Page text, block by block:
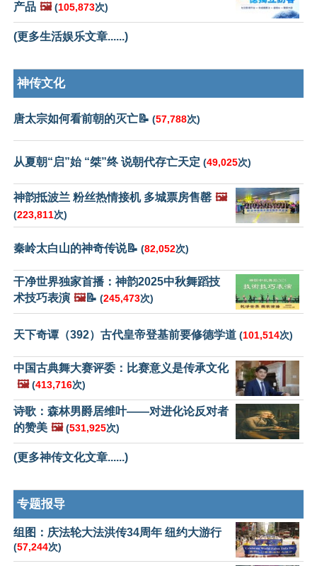
产品 🖼️ (105,873次)
(更多生活娱乐文章......)
神传文化
唐太宗如何看前朝的灭亡📝 (57,788次)
从夏朝“启”始 “桀”终 说朝代存亡天定 (49,025次)
神韵抵波兰 粉丝热情接机 多城票房售罄 🖼️
(223,811次)
秦岭太白山的神奇传说📝 (82,052次)
干净世界独家首播：神韵2025中秋舞蹈技
术技巧表演 🖼️📝 (245,473次)
天下奇谭（392）古代皇帝登基前要修德学道 (101,514次)
中国古典舞大赛评委：比赛意义是传承文化
🖼️ (413,716次)
诗歌：森林男爵居维叶——对进化论反对者
的赞美 🖼️ (531,925次)
(更多神传文化文章......)
专题报导
组图：庆法轮大法洪传34周年 纽约大游行
(57,244次)